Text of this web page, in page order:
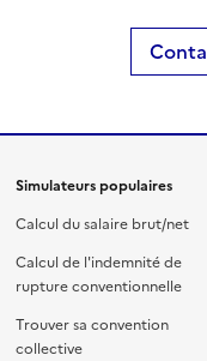
Simulateurs populaires
Calcul du salaire brut/net
Calcul de l'indemnité de
rupture conventionnelle
Trouver sa convention
collective